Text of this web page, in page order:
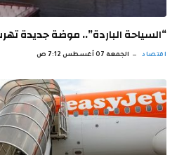
“السياحة الباردة”.. موضة جديدة
اقتصاد الجمعة 07 أغسطس 7:12 ص